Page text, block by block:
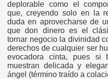
deplorable como el
que, creyendo solo en la
duda en aprovecharse de
que don dinero es el
tornar negocio la divinidad
derechos de cualquier ser
evocadora cinta, pues si
muestran delicada y
ángel (término traído a